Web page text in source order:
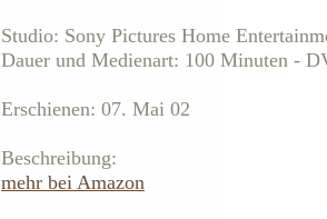
Studio: Sony Pictures Home
Dauer und Medienart: 100 Minuten -
Erschienen: 07. Mai 02
Beschreibung:
mehr bei Amazon